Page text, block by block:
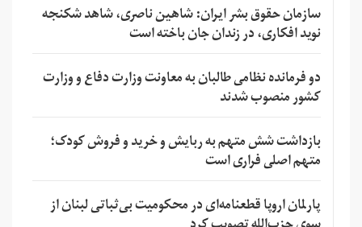
سازمان حقوق بشر ایران: شاهین ناصری، شاهد شکنجه
نوید افکاری، در زندان جان باخته است
دو فرمانده نظامی طالبان به معاونت وزارت دفاع و وزارت
کشور منصوب شدند
بازداشت شش متهم به ربایش و خرید و فروش کودک؛
متهم اصلی فراری است
پارلمان اروپا قطعنامه‌ای در محکومیت بی‌ثباتی لبنان از